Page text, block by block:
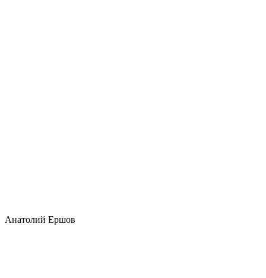
Анатолий Ершов